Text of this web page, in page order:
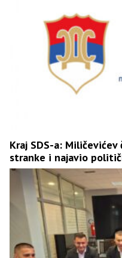
Kraj SDS-a:
stranke i najavio